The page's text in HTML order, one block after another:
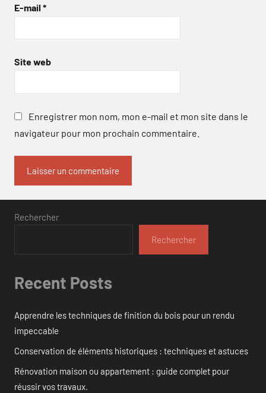
E-mail *
Site web
Enregistrer mon nom, mon e-mail et mon site dans le
navigateur pour mon prochain commentaire.
Rechercher
Rechercher
Recent Posts
Apprendre les techniques de finition du bois pour un rendu
impeccable
Conservation de éléments historiques : techniques et astuces
Rénovation maison ou appartement : guide complet pour
réussir vos travaux.